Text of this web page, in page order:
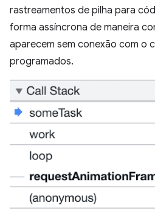
rastreamentos de pilha para
forma assíncrona de maneira
aparecem sem conexão com o
programados.